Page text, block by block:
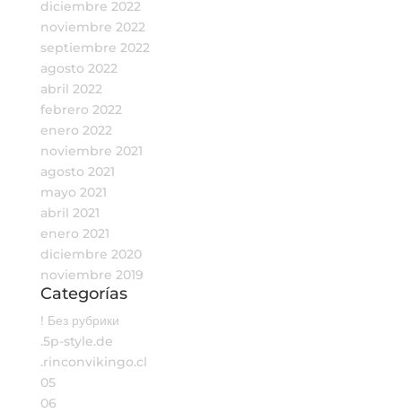
diciembre 2022
noviembre 2022
septiembre 2022
agosto 2022
abril 2022
febrero 2022
enero 2022
noviembre 2021
agosto 2021
mayo 2021
abril 2021
enero 2021
diciembre 2020
noviembre 2019
Categorías
! Без рубрики
.5p-style.de
.rinconvikingo.cl
05
06